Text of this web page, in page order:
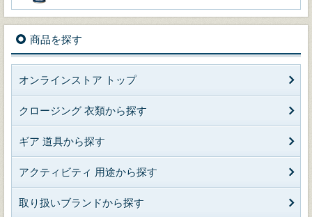
商品を探す
オンラインストア トップ
クロージング 衣類から探す
ギア 道具から探す
アクティビティ 用途から探す
取り扱いブランドから探す